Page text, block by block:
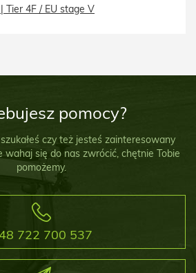
Tier 4F / EU stage V
pomocy?
czy też jesteś zainteresowany
wahaj się do nas zwrócić, chętnie Tobie
pomożemy.
722 700 537